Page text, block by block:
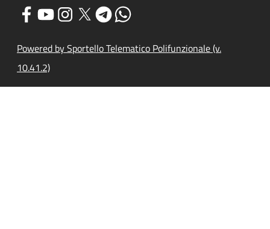
Powered by Sportello Telematico Polifunzionale (v.
10.41.2)